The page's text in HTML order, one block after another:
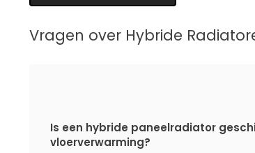
Vragen over Hybride
Is een hybride paneelradiator
vloerverwarming?